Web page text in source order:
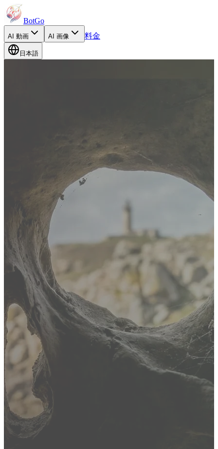
BotGo
AI 動画 AI 画像 料金
日本語